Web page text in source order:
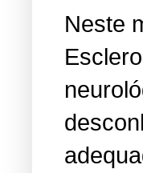
Neste